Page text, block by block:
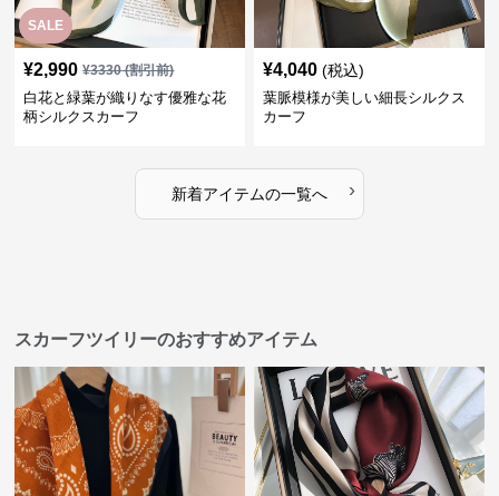
SALE
¥2,990 ¥3330(割引前)
白花と緑葉が織りなす優雅な花
柄シルクスカーフ
¥4,040 (税込)
葉脈模様が美しい細長シルクス
カーフ
新着アイテムの一覧へ ›
スカーフツイリーのおすすめアイテム